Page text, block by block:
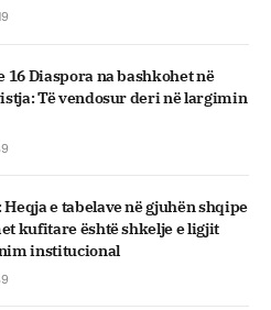
16 Diaspora na bashkohet në
Të vendosur deri në largimin
e tabelave në gjuhën shqipe
kufitare është shkelje e ligjit
institucional